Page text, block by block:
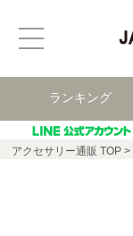
ランキング
アクセサリー通販 TOP